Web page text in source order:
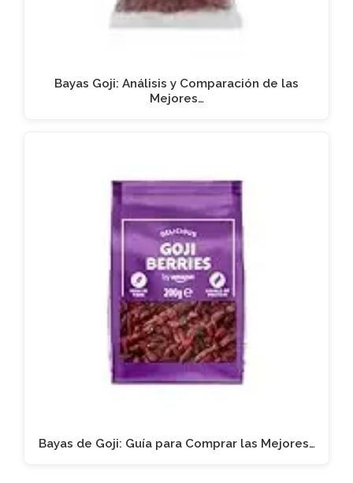
Bayas Goji: Análisis y Comparación de las
Mejores…
Bayas de Goji: Guía para Comprar las Mejores…